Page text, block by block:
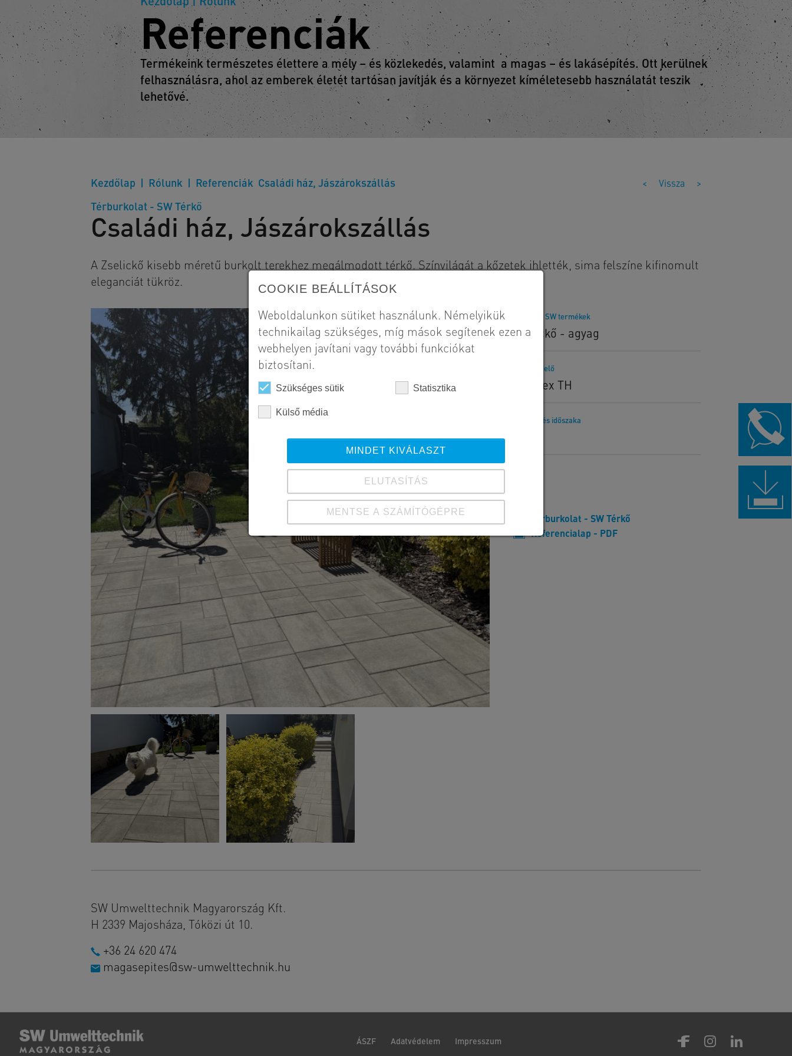
Referenciák
Termékeink természetes élettere a mély – és közlekedés, valamint a magas – és lakásépítés. Ott kerülnek
felhasználásra, ahol az emberek életét tartósan javítják és a környezet kíméletesebb használatát teszik
lehetővé.
Kezdőlap Rólunk Referenciák Családi ház, Jászárokszállás < Vissza >
Térburkolat - SW Térkő
Családi ház, Jászárokszállás
A Zselickő kisebb méretű burkolt terekhez megálmodott térkő. Színvilágát a kőzetek ihlették, sima felszíne kifinomult
eleganciát tükröz.
Szállított SW termékek
Zselickő - agyag
Megrendelő
Micorex TH
Kivitelezés időszaka
Térburkolat - SW Térkő
Referencialap - PDF
SW Umwelttechnik Magyarország Kft.
H 2339 Majosháza, Tóközi út 10.
+36 24 620 474
magasepites@sw-umwelttechnik.hu
ÁSZF Adatvédelem Impresszum
COOKIE BEÁLLÍTÁSOK
Weboldalunkon sütiket használunk. Némelyikük
technikailag szükséges, míg mások segítenek ezen a
webhelyen javítani vagy további funkciókat
biztosítani.
Szükséges sütik Statisztika
Külső média
MINDET KIVÁLASZT
ELUTASÍTÁS
MENTSE A SZÁMÍTÓGÉPRE
Részletek megtekintése
Impresszum|Adatvédelem